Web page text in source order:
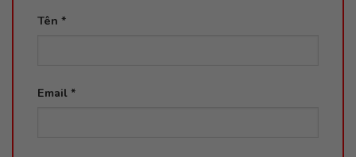
Tên *
Email *